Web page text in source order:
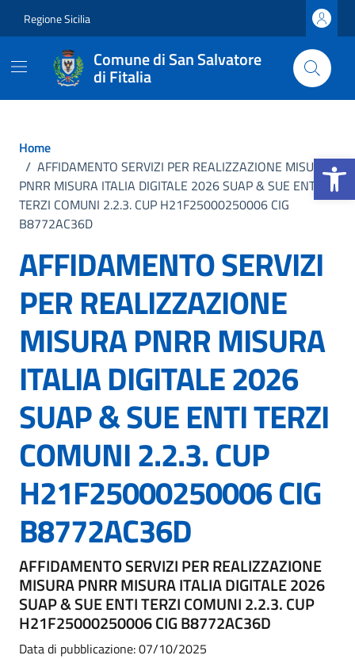
Apri la
Regione Sicilia
Comune di San Salvatore
di Fitalia
Home
/ AFFIDAMENTO SERVIZI PER REALIZZAZIONE MISURA
PNRR MISURA ITALIA DIGITALE 2026 SUAP & SUE ENTI
TERZI COMUNI 2.2.3. CUP H21F25000250006 CIG
B8772AC36D
AFFIDAMENTO SERVIZI
PER REALIZZAZIONE
MISURA PNRR MISURA
ITALIA DIGITALE 2026
SUAP & SUE ENTI TERZI
COMUNI 2.2.3. CUP
H21F25000250006 CIG
B8772AC36D
AFFIDAMENTO SERVIZI PER REALIZZAZIONE
MISURA PNRR MISURA ITALIA DIGITALE 2026
SUAP & SUE ENTI TERZI COMUNI 2.2.3. CUP
H21F25000250006 CIG B8772AC36D
Data di pubblicazione: 07/10/2025